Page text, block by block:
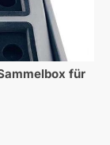
für